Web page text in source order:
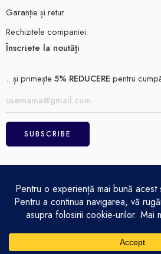
Garanție și retur
Rechizitele companiei
Înscriete la noutăți
...și primește 5% REDUCERE pentru
ELECTRO MAGAZIN SRL© 2026
Achitare Politică de